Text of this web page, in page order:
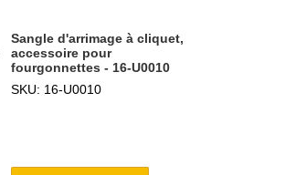
Sangle d'arrimage à cliquet,
accessoire pour
fourgonnettes - 16-U0010
SKU: 16-U0010